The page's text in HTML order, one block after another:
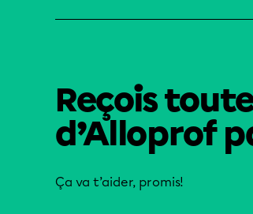
Reçois
d’Alloprof
Ça va t’aider, promis!